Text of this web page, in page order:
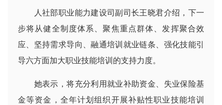
人社部职业能力建设司副司长王晓君介绍，下一
步将从健全制度体系、聚焦重点群体、发挥聚合效
应、坚持需求导向、融通培训就业链条、强化技能引
导六方面加大职业技能培训的支持力度。
她表示，将充分利用就业补助资金、失业保险基
金等资金，全年计划组织开展补贴性职业技能培训